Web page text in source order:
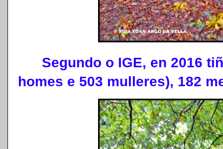
Segundo o IGE, en 2016
homes e 503 mulleres), 182